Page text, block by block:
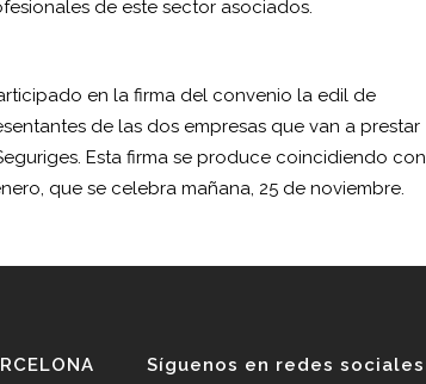
de este sector asociados.
en la firma del convenio la edil de
de las dos empresas que van a prestar
Esta firma se produce coincidiendo con
que se celebra mañana, 25 de noviembre.
Síguenos en redes sociales